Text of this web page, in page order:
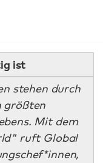
ist
stehen durch
größten
Mit dem
ruft Global